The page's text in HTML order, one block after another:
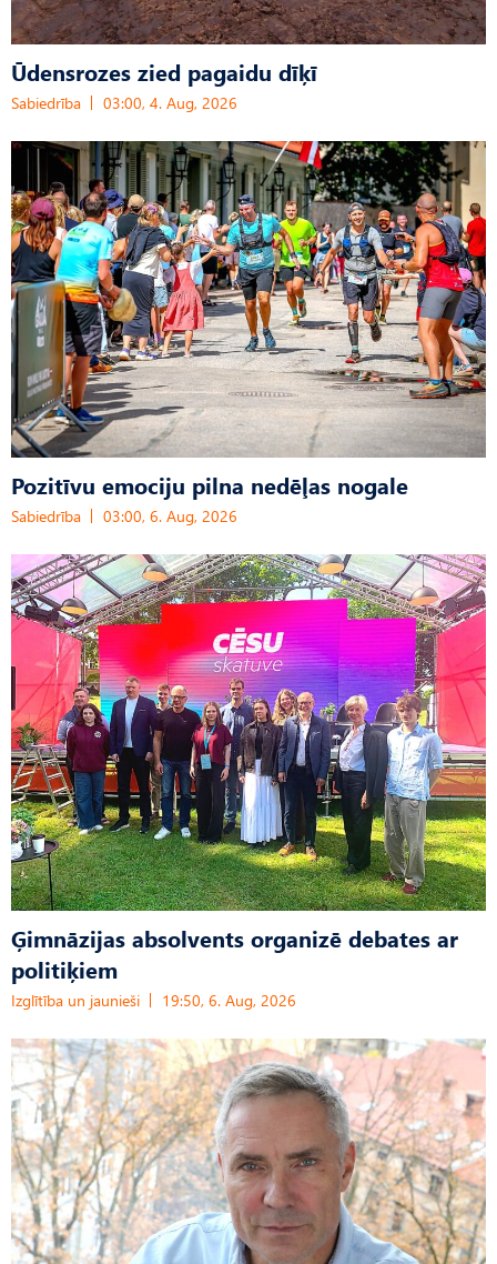
Ūdensrozes zied pagaidu dīķī
Sabiedrība 03:00, 4. Aug, 2026
Pozitīvu emociju pilna nedēļas nogale
Sabiedrība 03:00, 6. Aug, 2026
Ģimnāzijas absolvents organizē debates ar
politiķiem
Izglītība un jaunieši 19:50, 6. Aug, 2026